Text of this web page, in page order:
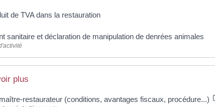
de TVA dans la restauration
sanitaire et déclaration de manipulation de denrées animales
plus
restaurateur (conditions, avantages fiscaux, procédure...)